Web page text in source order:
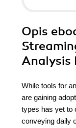
Opis
Analysis
While tools for
are gaining
types has yet to
conveying daily